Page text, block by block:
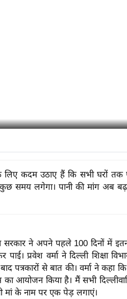
कदम उठाए हैं कि सभी घरों तक
समय लगेगा। पानी की मांग अब
सरकार ने अपने पहले 100 दिनों में
प्रवेश वर्मा ने दिल्ली शिक्षा विभाग
से बात की। वर्मा ने कहा कि
का आयोजन किया है। मैं सभी
के नाम पर एक पेड़ लगाएं।